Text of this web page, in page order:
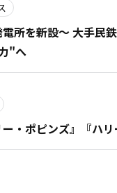
所を新設～ 大手民
"へ
・ポピンズ』『ハ